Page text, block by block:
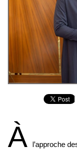
À
l’approche